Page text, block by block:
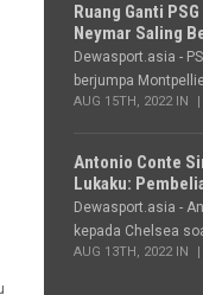
Ruang Ganti
Neymar Saling
Dewasport.asia -
berjumpa
AUG 15TH, 2022 IN
Antonio Conte
Lukaku:
Dewasport.asia -
kepada Chelsea
AUG 13TH, 2022 IN